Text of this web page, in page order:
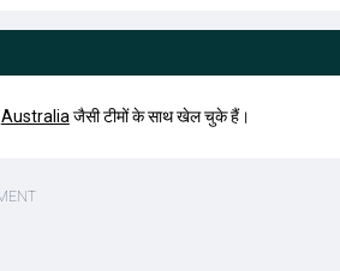
Australia जैसी टीमों के साथ खेल चुके हैं।